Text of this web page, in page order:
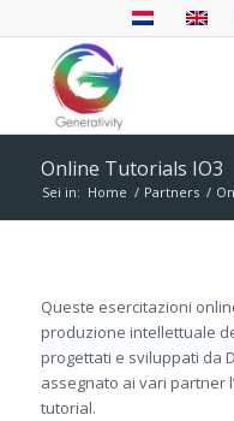
Online Tutorials IO3
Sei in: Home / Partners /
Queste esercitazioni
produzione intellettuale
progettati e sviluppati da
assegnato ai vari partner
tutorial.